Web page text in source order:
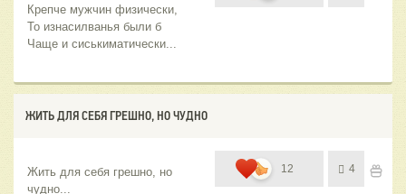
Крепче мужчин физически,
То изнасилванья были б
Чаще и сиськиматически...
ЖИТЬ ДЛЯ СЕБЯ ГРЕШНО, НО ЧУДНО
Жить для себя грешно, но
чудно...
12 4